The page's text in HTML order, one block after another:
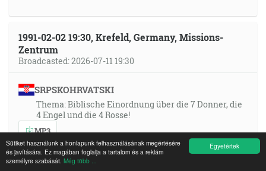
Egyetértek
Sütiket használunk a honlapunk felhasználásának megértésére
és javítására. Ez magában foglalja a tartalom és a reklám
személyre szabását. Még több ...
1991-02-02 19:30, Krefeld, Germany, Missions-
Zentrum
Broadcasted: 2026-07-11 19:30
SRPSKOHRVATSKI
Thema: Biblische Einordnung über die 7 Donner, die
4 Engel und die 4 Rosse!
MP3
ENGLISH